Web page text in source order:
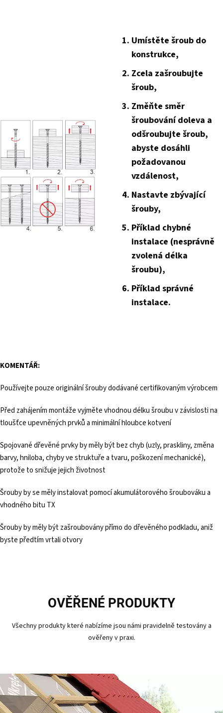
Umístěte šroub do
konstrukce,
Zcela zašroubujte
šroub,
Změňte směr
šroubování doleva a
odšroubujte šroub,
abyste dosáhli
požadovanou
vzdálenost,
Nastavte zbývající
šrouby,
Příklad chybné
instalace (nesprávně
zvolená délka
šroubu),
Příklad správné
instalace.
KOMENTÁŘ:
Používejte pouze originální šrouby dodávané certifikovaným výrobcem
Před zahájením montáže vyjměte vhodnou délku šroubu v závislosti na
tloušťce upevněných prvků a minimální hloubce kotvení
Spojované dřevěné prvky by měly být bez chyb (uzly, praskliny, změna
barvy, hniloba, chyby ve struktuře a tvaru, poškození mechanické),
protože to snižuje jejich životnost
Šrouby by se měly instalovat pomocí akumulátorového šroubováku a
vhodného bitu TX
Šrouby by měly být zašroubovány přímo do dřevěného podkladu, aniž
byste předtím vrtali otvory
OVĚŘENÉ PRODUKTY
Všechny produkty které nabízíme jsou námi pravidelně testovány a
ověřeny v praxi.